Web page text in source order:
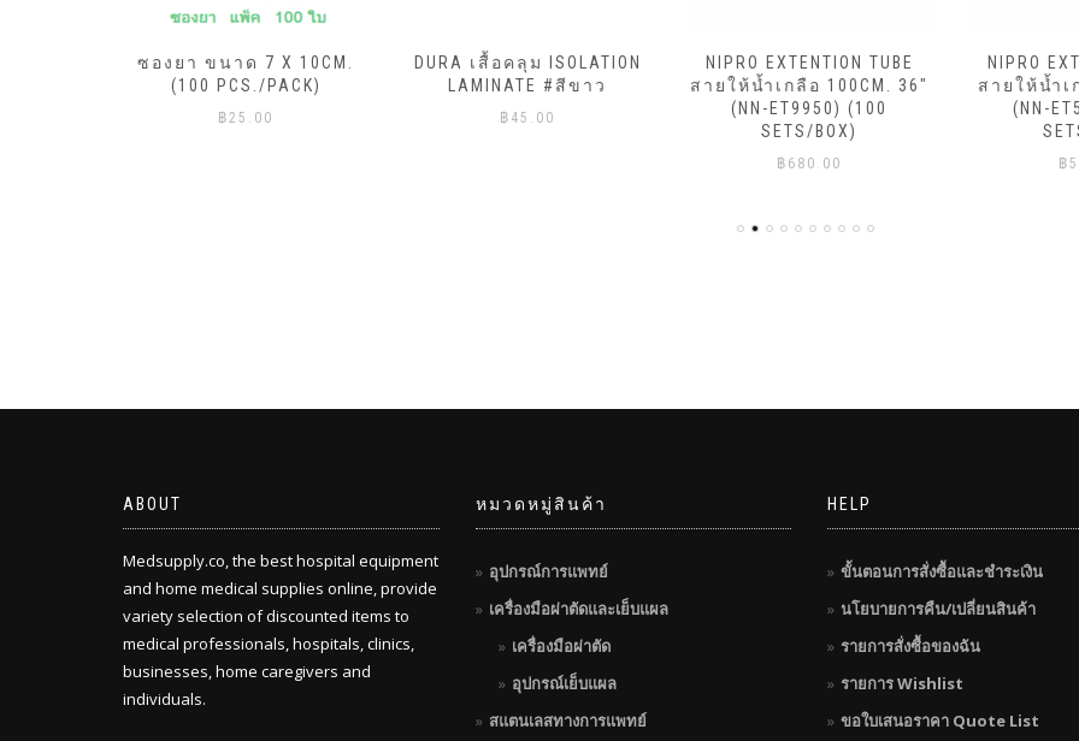
ซองยา ขนาด 7 X 10CM.
(100 PCS./PACK)
฿25.00
DURA เสื้อคลุม ISOLATION
LAMINATE #สีขาว
฿ 45.00
NIPRO EXTENTION TUBE
สายให้น้ำเกลือ 100CM. 36″
(NN-ET9950) (100
SETS/BOX)
฿ 680.00
NIPRO
สายให้น้ำเ
(NN-
฿
ABOUT
Medsupply.co, the best hospital equipment
and home medical supplies online, provide
variety selection of discounted items to
medical professionals, hospitals, clinics,
businesses, home caregivers and
individuals.
หมวดหมู่สินค้า
อุปกรณ์การแพทย์
เครื่องมือผ่าตัดและเย็บแผล
เครื่องมือผ่าตัด
อุปกรณ์เย็บแผล
สแตนเลสทางการแพทย์
HELP
ขั้นตอนการสั่งซื้อและชำระเงิน
นโยบายการคืน/เปลี่ยนสินค้า
รายการสั่งซื้อของฉัน
รายการ Wishlist
ขอใบเสนอราคา Quote List